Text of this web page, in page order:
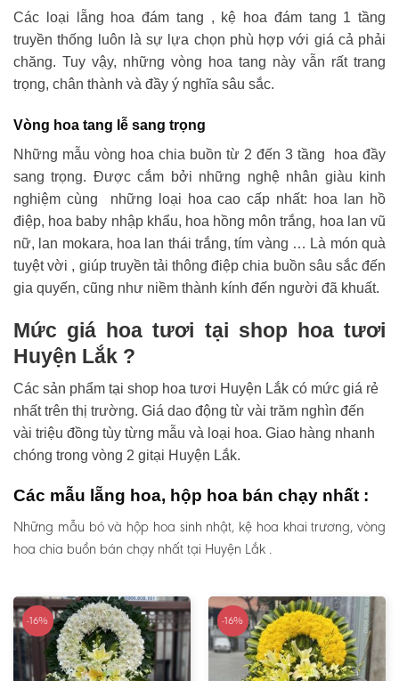
Các loại lẵng hoa đám tang , kệ hoa đám tang 1 tầng
truyền thống luôn là sự lựa chọn phù hợp với giá cả phải
chăng. Tuy vậy, những vòng hoa tang này vẫn rất trang
trọng, chân thành và đầy ý nghĩa sâu sắc.
Vòng hoa tang lễ sang trọng
Những mẫu vòng hoa chia buồn từ 2 đến 3 tầng hoa đầy
sang trọng. Được cắm bởi những nghệ nhân giàu kinh
nghiệm cùng những loại hoa cao cấp nhất: hoa lan hồ
điệp, hoa baby nhập khẩu, hoa hồng môn trắng, hoa lan vũ
nữ, lan mokara, hoa lan thái trắng, tím vàng … Là món quà
tuyệt vời , giúp truyền tải thông điệp chia buồn sâu sắc đến
gia quyến, cũng như niềm thành kính đến người đã khuất.
Mức giá hoa tươi tại shop hoa tươi
Huyện Lắk ?
Các sản phẩm tại shop hoa tươi Huyện Lắk có mức giá rẻ
nhất trên thị trường. Giá dao động từ vài trăm nghìn đến
vài triệu đồng tùy từng mẫu và loại hoa. Giao hàng nhanh
chóng trong vòng 2 gitại Huyện Lắk.
Các mẫu lẵng hoa, hộp hoa bán chạy nhất :
Những mẫu bó và hộp hoa sinh nhật, kệ hoa khai trương, vòng
hoa chia buồn bán chạy nhất tại Huyện Lắk .
-16% -16%